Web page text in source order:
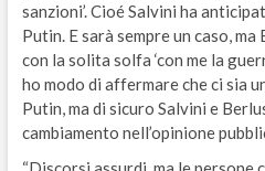
sanzioni’. Cioé Salvini ha
Putin. E sarà sempre un caso,
con la solita solfa ‘con me la
ho modo di affermare che ci sia
Putin, ma di sicuro Salvini e
cambiamento nell’opinione